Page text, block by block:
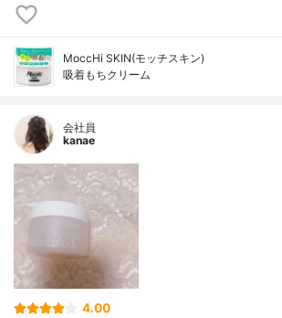
MoccHi SKIN(モッチスキン)
吸着もちクリーム
会社員
kanae
4.00